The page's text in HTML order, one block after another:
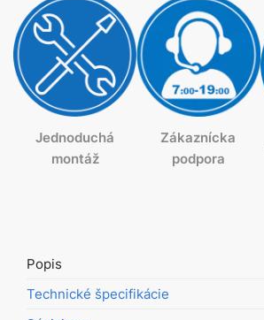
Jednoduchá
montáž
Zákaznícka
podpora
Popis
Technické špecifikácie